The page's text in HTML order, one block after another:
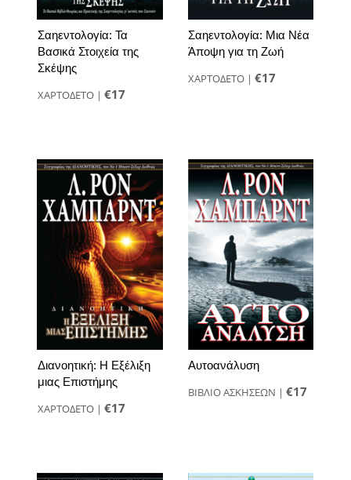
Σαηεντολογία: Τα
Βασικά Στοιχεία της
Σκέψης
ΧΑΡΤΟΔΕΤΟ| €17
Σαηεντολογία: Μια Νέα
Άποψη για τη Ζωή
ΧΑΡΤΟΔΕΤΟ |€17
Διανοητική: Η Εξέλιξη
μιας Επιστήμης
ΧΑΡΤΟΔΕΤΟ| €17
Αυτοανάλυση
ΒΙΒΛΙΟ ΑΣΚΗΣΕΩΝ |€17